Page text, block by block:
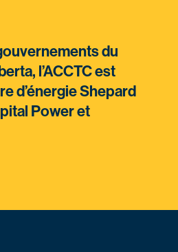
du
l’ACCTC est
d’énergie Shepard
Power et